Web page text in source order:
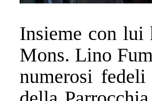
Insieme con lui
Mons. Lino
numerosi